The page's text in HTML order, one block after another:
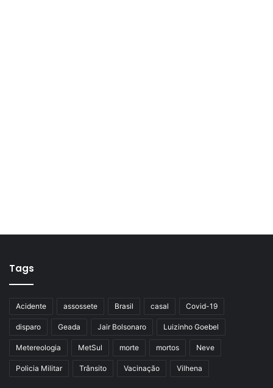
Tags
Acidente assossete Brasil casal Covid-19
disparo Geada Jair Bolsonaro Luizinho Goebel
Metereologia MetSul morte mortos Neve
Policia Militar Trânsito Vacinação Vilhena